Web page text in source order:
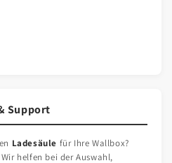
Support
Ladesäule für Ihre Wallbox?
helfen bei der Auswahl,